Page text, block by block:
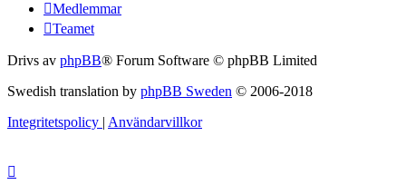
Medlemmar
Teamet
Drivs av phpBB® Forum Software © phpBB Limited
Swedish translation by phpBB Sweden © 2006-2018
Integritetspolicy | Användarvillkor